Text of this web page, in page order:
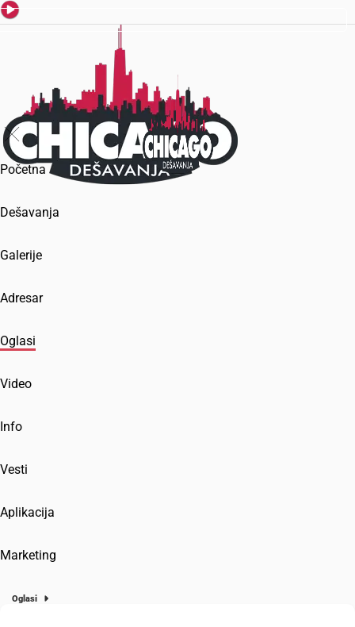
Početna
Dešavanja
Galerije
Adresar
Oglasi
Video
Info
Vesti
Aplikacija
Marketing
Oglasi